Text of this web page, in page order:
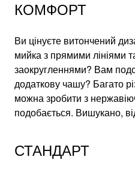
КОМФОРТ
Ви цінуєте витончений
мийка з прямими лініями
заокругленнями? Вам
додаткову чашу? Багато
можна зробити з
подобається. Вишукано,
СТАНДАРТ